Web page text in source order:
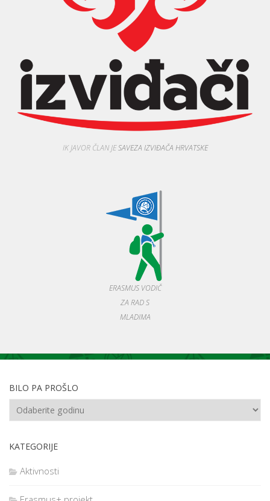
IK JAVOR ČLAN JESAVEZA IZVIĐAČA HRVATSKE
ERASMUS VODIČ
ZA RAD S
MLADIMA
BILO PA PROŠLO
KATEGORIJE
Aktivnosti